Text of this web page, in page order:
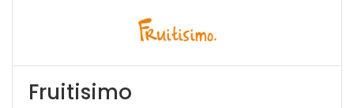
Fruitisimo